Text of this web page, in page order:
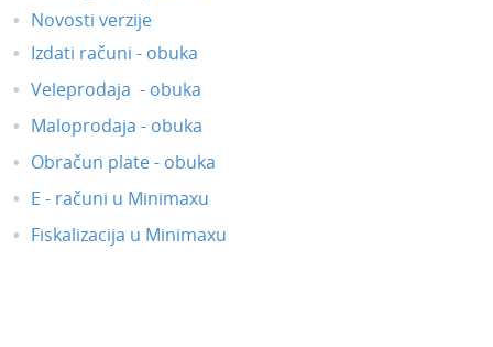
Novosti verzije
Izdati računi - obuka
Veleprodaja - obuka
Maloprodaja - obuka
Obračun plate - obuka
E - računi u Minimaxu
Fiskalizacija u Minimaxu